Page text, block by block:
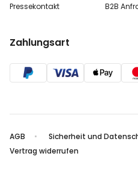
Pressekontakt B2B
Zahlungsart
AGB Sicherheit und
Vertrag widerrufen